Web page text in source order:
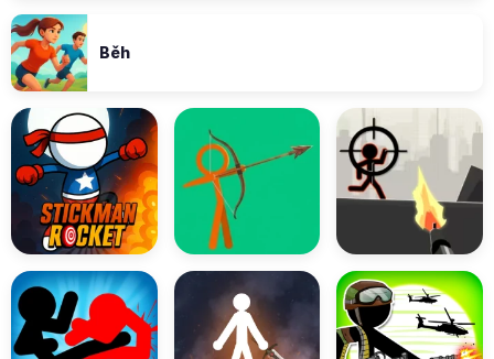
Běh